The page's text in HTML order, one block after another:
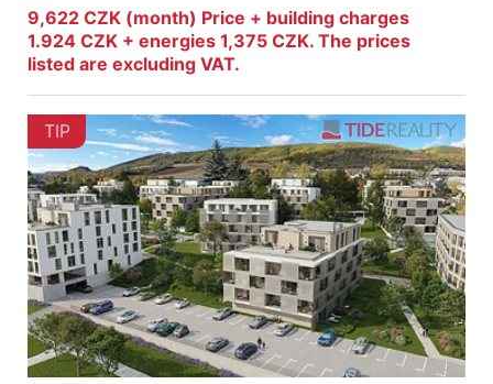
9,622 CZK (month) Price + building charges
1.924 CZK + energies 1,375 CZK. The prices
listed are excluding VAT.
TIP